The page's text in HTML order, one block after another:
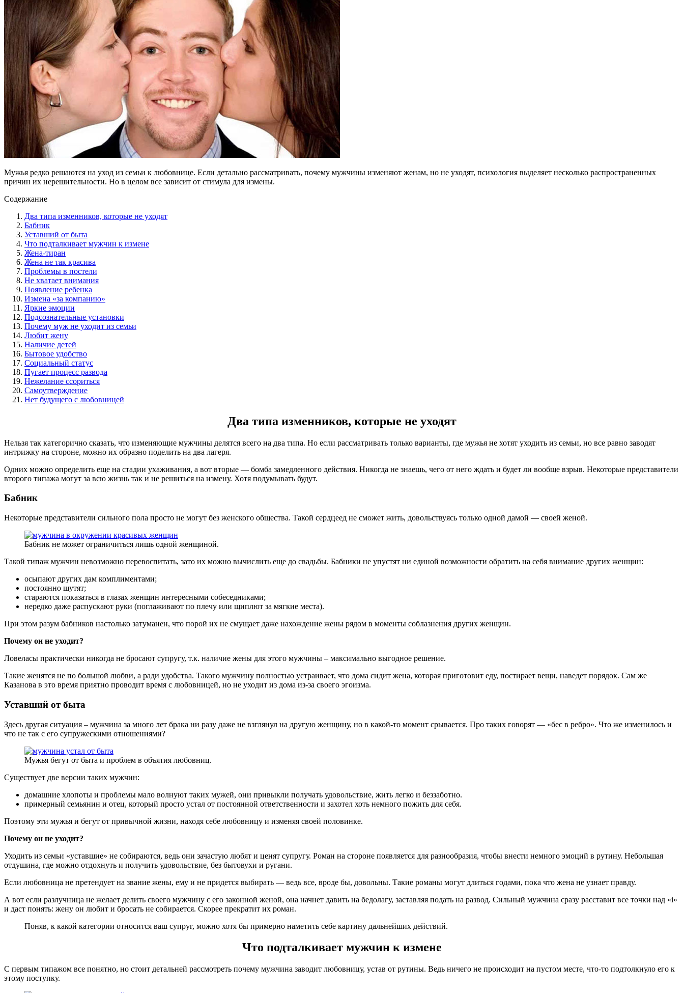
Мужья редко решаются на уход из семьи к любовнице. Если детально рассматривать, почему мужчины изменяют женам, но не уходят, психология выделяет несколько распространенных
причин их нерешительности. Но в целом все зависит от стимула для измены.
Содержание
Два типа изменников, которые не уходят
Бабник
Уставший от быта
Что подталкивает мужчин к измене
Жена-тиран
Жена не так красива
Проблемы в постели
Не хватает внимания
Появление ребенка
Измена «за компанию»
Яркие эмоции
Подсознательные установки
Почему муж не уходит из семьи
Любит жену
Наличие детей
Бытовое удобство
Социальный статус
Пугает процесс развода
Нежелание ссориться
Самоутверждение
Нет будущего с любовницей
Два типа изменников, которые не уходят
Нельзя так категорично сказать, что изменяющие мужчины делятся всего на два типа. Но если рассматривать только варианты, где мужья не хотят уходить из семьи, но все равно заводят
интрижку на стороне, можно их образно поделить на два лагеря.
Одних можно определить еще на стадии ухаживания, а вот вторые — бомба замедленного действия. Никогда не знаешь, чего от него ждать и будет ли вообще взрыв. Некоторые представители
второго типажа могут за всю жизнь так и не решиться на измену. Хотя подумывать будут.
Бабник
Некоторые представители сильного пола просто не могут без женского общества. Такой сердцеед не сможет жить, довольствуясь только одной дамой — своей женой.
Бабник не может ограничиться лишь одной женщиной.
Такой типаж мужчин невозможно перевоспитать, зато их можно вычислить еще до свадьбы. Бабники не упустят ни единой возможности обратить на себя внимание других женщин:
осыпают других дам комплиментами;
постоянно шутят;
стараются показаться в глазах женщин интересными собеседниками;
нередко даже распускают руки (поглаживают по плечу или щиплют за мягкие места).
При этом разум бабников настолько затуманен, что порой их не смущает даже нахождение жены рядом в моменты соблазнения других женщин.
Почему он не уходит?
Ловеласы практически никогда не бросают супругу, т.к. наличие жены для этого мужчины – максимально выгодное решение.
Такие женятся не по большой любви, а ради удобства. Такого мужчину полностью устраивает, что дома сидит жена, которая приготовит еду, постирает вещи, наведет порядок. Сам же
Казанова в это время приятно проводит время с любовницей, но не уходит из дома из-за своего эгоизма.
Уставший от быта
Здесь другая ситуация – мужчина за много лет брака ни разу даже не взглянул на другую женщину, но в какой-то момент срывается. Про таких говорят — «бес в ребро». Что же изменилось и
что не так с его супружескими отношениями?
Мужья бегут от быта и проблем в объятия любовниц.
Существует две версии таких мужчин:
домашние хлопоты и проблемы мало волнуют таких мужей, они привыкли получать удовольствие, жить легко и беззаботно.
примерный семьянин и отец, который просто устал от постоянной ответственности и захотел хоть немного пожить для себя.
Поэтому эти мужья и бегут от привычной жизни, находя себе любовницу и изменяя своей половинке.
Почему он не уходит?
Уходить из семьи «уставшие» не собираются, ведь они зачастую любят и ценят супругу. Роман на стороне появляется для разнообразия, чтобы внести немного эмоций в рутину. Небольшая
отдушина, где можно отдохнуть и получить удовольствие, без бытовухи и ругани.
Если любовница не претендует на звание жены, ему и не придется выбирать — ведь все, вроде бы, довольны. Такие романы могут длиться годами, пока что жена не узнает правду.
А вот если разлучница не желает делить своего мужчину с его законной женой, она начнет давить на бедолагу, заставляя подать на развод. Сильный мужчина сразу расставит все точки над «i»
и даст понять: жену он любит и бросать не собирается. Скорее прекратит их роман.
Поняв, к какой категории относится ваш супруг, можно хотя бы примерно наметить себе картину дальнейших действий.
Что подталкивает мужчин к измене
С первым типажом все понятно, но стоит детальней рассмотреть почему мужчина заводит любовницу, устав от рутины. Ведь ничего не происходит на пустом месте, что-то подтолкнуло его к
этому поступку.